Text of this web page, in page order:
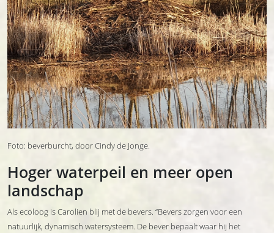
Foto: beverburcht, door Cindy de Jonge.
Hoger waterpeil en meer open
landschap
Als ecoloog is Carolien blij met de bevers. “Bevers zorgen voor een
natuurlijk, dynamisch watersysteem. De bever bepaalt waar hij het